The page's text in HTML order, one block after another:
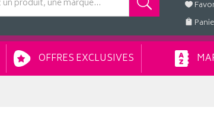
OFFRES EXCLUSIVES